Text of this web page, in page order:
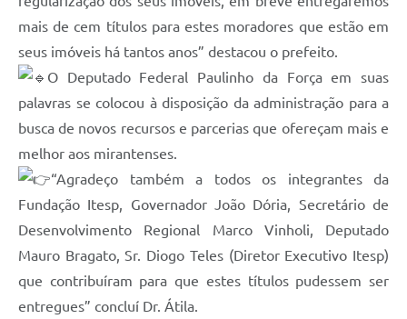
Diário Oficial
A Prefeitura
mais de cem títulos para estes moradores que estão em
seus imóveis há tantos anos” destacou o prefeito.
O Deputado Federal Paulinho da Força em suas
palavras se colocou à disposição da administração para a
busca de novos recursos e parcerias que ofereçam mais e
melhor aos mirantenses.
“Agradeço também a todos os integrantes da
Fundação Itesp, Governador João Dória, Secretário de
Desenvolvimento Regional Marco Vinholi, Deputado
Mauro Bragato, Sr. Diogo Teles (Diretor Executivo Itesp)
que contribuíram para que estes títulos pudessem ser
entregues” concluí Dr. Átila.